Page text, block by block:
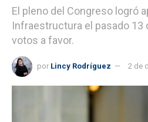
El pleno del Congreso logró
Infraestructura el pasado 13
votos a favor.
por Lincy Rodríguez 2 de